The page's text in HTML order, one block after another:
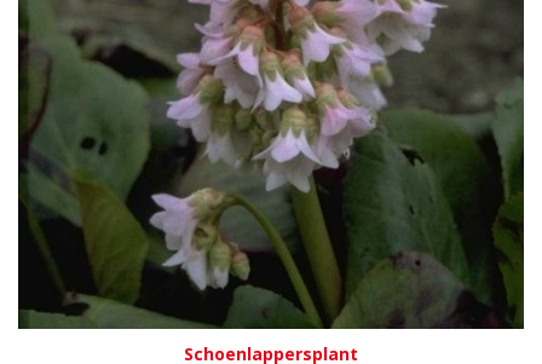
Schoenlappersplant